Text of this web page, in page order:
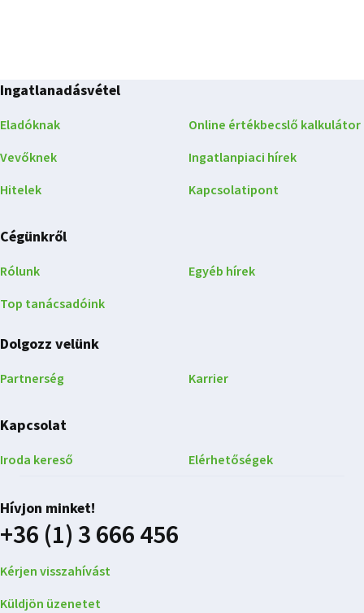
Ingatlanadásvétel
Eladóknak
Vevőknek
Hitelek
Online értékbecslő kalkulátor
Ingatlanpiaci hírek
Kapcsolatipont
Cégünkről
Rólunk
Top tanácsadóink
Egyéb hírek
Dolgozz velünk
Partnerség Karrier
Kapcsolat
Iroda kereső Elérhetőségek
Hívjon minket!
+36 (1) 3 666 456
Kérjen visszahívást
Küldjön üzenetet